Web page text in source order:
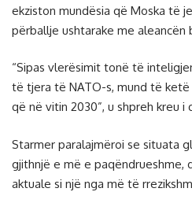
ekziston mundësia që Moska të
përballje ushtarake me aleancën
“Sipas vlerësimit tonë të
të tjera të NATO-s, mund të ketë
që në vitin 2030”, u shpreh kreu i
Starmer paralajmëroi se situata
gjithnjë e më e paqëndrueshme,
aktuale si një nga më të